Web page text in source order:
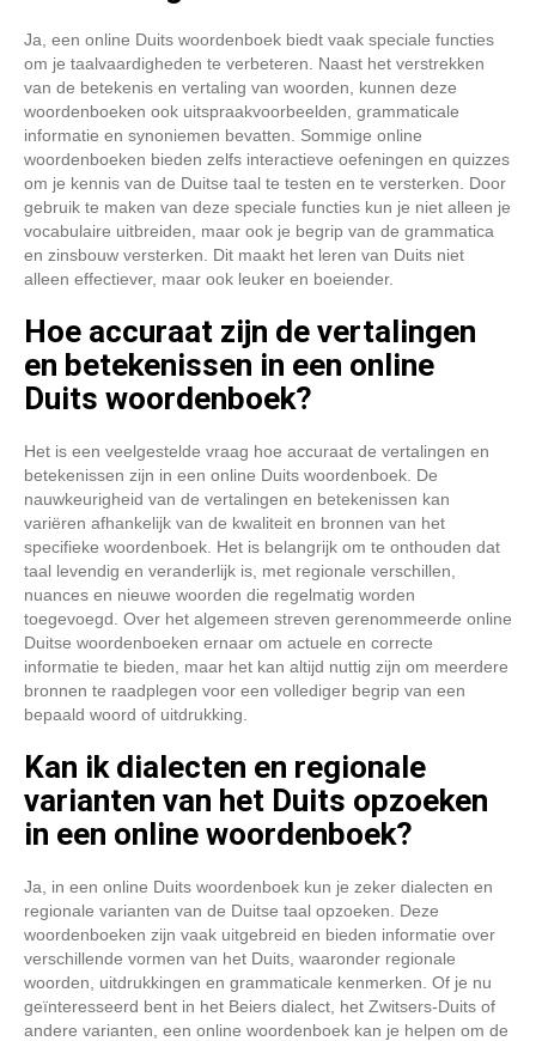
Ja, een online Duits woordenboek biedt vaak speciale functies
om je taalvaardigheden te verbeteren. Naast het verstrekken
van de betekenis en vertaling van woorden, kunnen deze
woordenboeken ook uitspraakvoorbeelden, grammaticale
informatie en synoniemen bevatten. Sommige online
woordenboeken bieden zelfs interactieve oefeningen en quizzes
om je kennis van de Duitse taal te testen en te versterken. Door
gebruik te maken van deze speciale functies kun je niet alleen je
vocabulaire uitbreiden, maar ook je begrip van de grammatica
en zinsbouw versterken. Dit maakt het leren van Duits niet
alleen effectiever, maar ook leuker en boeiender.
Hoe accuraat zijn de vertalingen
en betekenissen in een online
Duits woordenboek?
Het is een veelgestelde vraag hoe accuraat de vertalingen en
betekenissen zijn in een online Duits woordenboek. De
nauwkeurigheid van de vertalingen en betekenissen kan
variëren afhankelijk van de kwaliteit en bronnen van het
specifieke woordenboek. Het is belangrijk om te onthouden dat
taal levendig en veranderlijk is, met regionale verschillen,
nuances en nieuwe woorden die regelmatig worden
toegevoegd. Over het algemeen streven gerenommeerde online
Duitse woordenboeken ernaar om actuele en correcte
informatie te bieden, maar het kan altijd nuttig zijn om meerdere
bronnen te raadplegen voor een vollediger begrip van een
bepaald woord of uitdrukking.
Kan ik dialecten en regionale
varianten van het Duits opzoeken
in een online woordenboek?
Ja, in een online Duits woordenboek kun je zeker dialecten en
regionale varianten van de Duitse taal opzoeken. Deze
woordenboeken zijn vaak uitgebreid en bieden informatie over
verschillende vormen van het Duits, waaronder regionale
woorden, uitdrukkingen en grammaticale kenmerken. Of je nu
geïnteresseerd bent in het Beiers dialect, het Zwitsers-Duits of
andere varianten, een online woordenboek kan je helpen om de